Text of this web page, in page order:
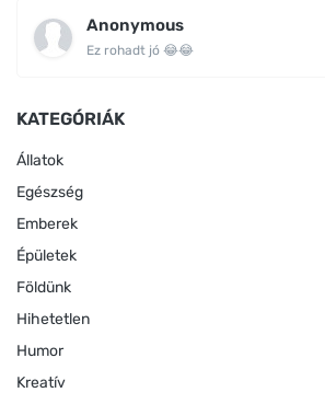
Anonymous
Ez rohadt jó 😂😂
KATEGÓRIÁK
Állatok
Egészség
Emberek
Épületek
Földünk
Hihetetlen
Humor
Kreatív